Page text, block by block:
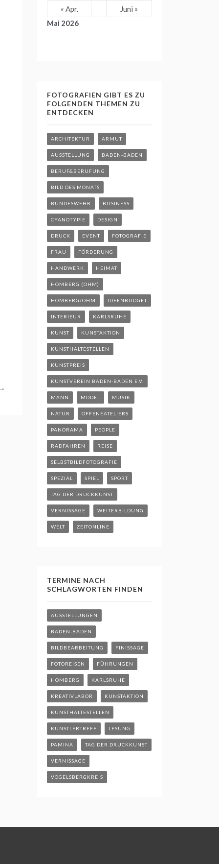
Mai 2026
« Apr.
Juni »
FOTOGRAFIEN GIBT ES ZU
FOLGENDEN THEMEN ZU
ENTDECKEN
ARCHITEKTUR ARMUT
AUSSTELLUNG BADEN-BADEN
BERUF&BERUFUNG
BILD DES MONATS
BUNDESWEHR BUSINESS
CYANOTYPIE DESIGN
DRUCK EVENT FOTOGRAFIE
FRAU FÖRDERUNG
HANDWERK HEIMAT
HOMBERG (OHM)
HOMBERG/OHM IDEENBUDGET
INTERIEUR KARLSRUHE
KUNST KUNSTAKTION
KUNSTHALTESTELLEN
KUNSTPREIS
KUNSTVEREIN BADEN-BADEN E.V.
MANN MODEL MUSIK
NATUR OFFENEATELIERS
PANORAMA PEOPLE
RADFAHREN REISE
SELBSTBILDFOTOGRAFIE
SPEZIAL SPIEL SPORT
TAG DER DRUCKKUNST
VERNISSAGE WEITERBILDUNG
WELT ZEITONLINE
TERMINE NACH
SCHLAGWORTEN FINDEN
AUSSTELLUNGEN
BADEN-BADEN
BILDBEARBEITUNG FINISSAGE
FOTOREISEN FÜHRUNGEN
HOMBERG KARLSRUHE
KREATIVLABOR KUNSTAKTION
KUNSTHALTESTELLEN
KÜNSTLERTREFF LESUNG
PAMINA TAG DER DRUCKKUNST
VERNISSAGE
VOGELSBERGKREIS